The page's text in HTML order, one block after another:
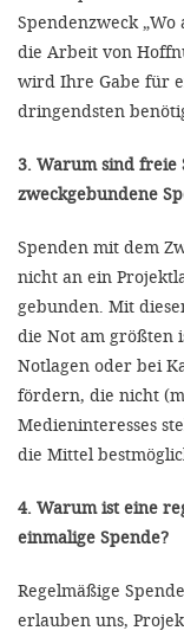
Spendenzweck
die Arbeit von
wird Ihre Gabe für
dringendsten
3. Warum sind
zweckgebundene
Spenden mit dem
nicht an ein
gebunden. Mit
die Not am größten
Notlagen oder bei
fördern, die nicht
Medieninteresses
die Mittel
4. Warum ist eine
einmalige Spende?
Regelmäßige
erlauben uns,